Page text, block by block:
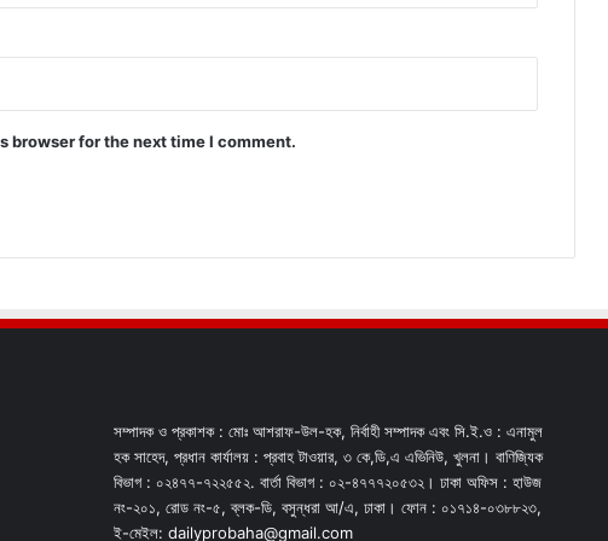
browser for the next time I comment.
সম্পাদক ও প্রকাশক : মোঃ আশরাফ-উল-হক, নির্বাহী সম্পাদক এবং সি.ই.ও : এনামুল
হক সাহেদ, প্রধান কার্যালয় : প্রবাহ টাওয়ার, ৩ কে,ডি,এ এভিনিউ, খুলনা। বাণিজ্যিক
বিভাগ : ০২৪৭৭-৭২২৫৫২. বার্তা বিভাগ : ০২-৪৭৭৭২০৫৩২। ঢাকা অফিস : হাউজ
নং-২০১, রোড নং-৫, ব্লক-ডি, বসুন্ধরা আ/এ, ঢাকা। ফোন : ০১৭১৪-০৩৮৮২৩,
ই-মেইল: dailyprobaha@gmail.com